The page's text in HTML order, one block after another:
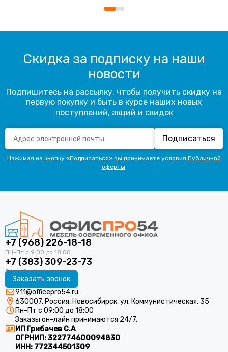
Скидка за подписку на наши
новости
Подпишитесь на рассылку, чтобы получить скидку на
первую покупку и быть в курсе наших новых
поступлений, акций и скидок
Подписаться
Нажимая на кнопку «Подписаться» вы принимаете условия Публичной
оферты.
+7 (968) 226-18-18
+7 (383) 309-23-73
Заказать звонок
911@officepro54.ru
630007, Россия, Новосибирск, ул. Коммунистическая, 35
Пн-Пт с 09:00 до 18:00
Заказы он-лайн принимаются 24/7.
ИП Грибачев С.А
ОГРНИП:322774600094830
ИНН: 772344501309